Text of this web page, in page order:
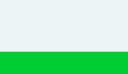
freuen uns auf neue Gesichter